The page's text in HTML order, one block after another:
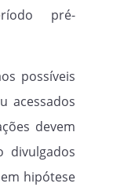
pré-
possíveis
acessados
devem
divulgados
hipótese